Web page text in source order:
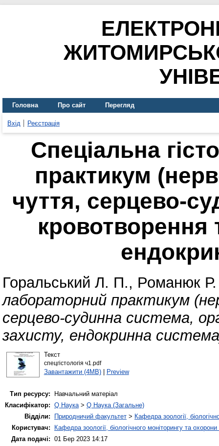
Головна Про сайт Перегляд
Вхід Реєстрація
Спеціальна
практикум
чуття, серцево-
кровотворення
Горальський Л. П., Романюк
лабораторний практикум
серцево-судинна система,
захисту, ендокринна
Текст
спецгістологія ч1.pdf
Завантажити (4MB)| Preview
Тип ресурсу:
Навчальний матеріал
Класифікатор: Q Наука> Q Наука (Загальне)
Відділи:
Природничий факультет > Кафедра зоології,
Користувач:
Кафедра зоології, біологічного моніторингу та
Дата подачі: 01 Бер 2023 14:17